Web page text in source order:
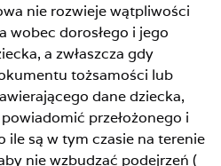
nie rozwieje wątpliwości
wobec dorosłego i jego
a zwłaszcza gdy
tożsamości lub
dane dziecka,
przełożonego i
są w tym czasie na terenie
nie wzbudzać podejrzeń (